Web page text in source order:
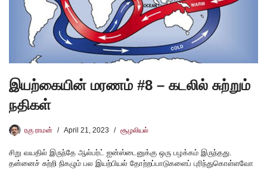
இயற்கையின் மரணம் #8 – கடலில் சுற்றும்
நதிகள்
ரகு ராமன் April 21, 2023 சூழலியல்
சிறு வயதில் இருந்தே ஆல்பர்ட் ஐன்ஸ்டைனுக்கு ஒரு பழக்கம் இருந்தது.
தன்னைச் சுற்றி நிகழும் பல இயற்பியல் தோற்றப்பாடுகளைப் புரிந்துகொள்ளவோ